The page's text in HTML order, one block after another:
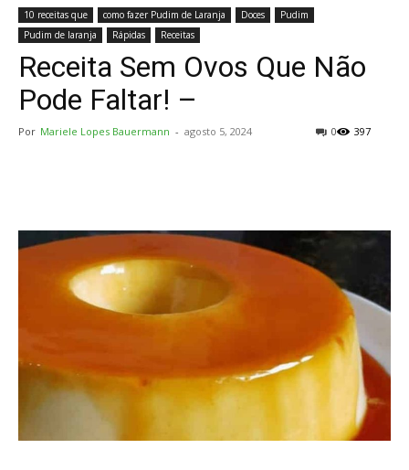
10 receitas que como fazer Pudim de Laranja Doces
Pudim
Pudim de laranja
Rápidas Receitas
Receita Sem Ovos Que Não
Pode Faltar! –
Por Mariele Lopes Bauermann - agosto 5, 2024 397
0